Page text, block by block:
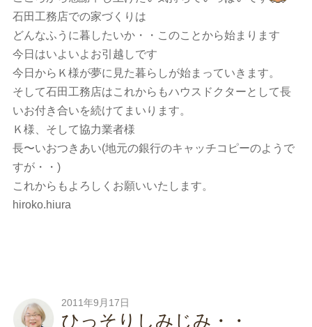
石田工務店での家づくりは
どんなふうに暮したいか・・このことから始まります
今日はいよいよお引越しです
今日からＫ様が夢に見た暮らしが始まっていきます。
そして石田工務店はこれからもハウスドクターとして長
いお付き合いを続けてまいります。
Ｋ様、そして協力業者様
長〜いおつきあい(地元の銀行のキャッチコピーのようで
すが・・)
これからもよろしくお願いいたします。
hiroko.hiura
2011年9月17日
ひっそりしみじみ・・